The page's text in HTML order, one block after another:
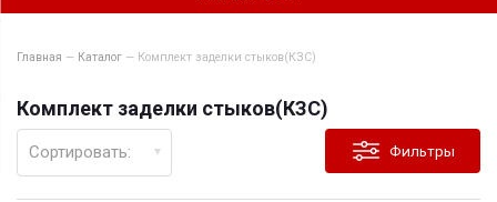
Главная — Каталог — Комплект заделки стыков(КЗС)
Комплект заделки стыков(КЗС)
Фильтры
Сортировать: